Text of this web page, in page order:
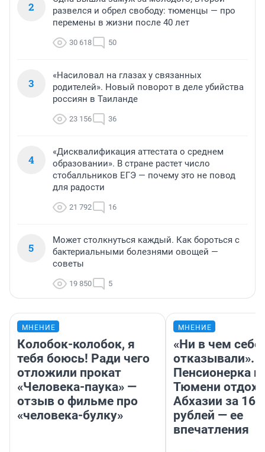
2
развелся и обрел свободу: тюменцы — про
перемены в жизни после 40 лет
30 618 50
3
«Насиловал на глазах у связанных
родителей». Новый поворот в деле убийства
россиян в Таиланде
23 156 36
4
«Дисквалификация аттестата о среднем
образовании». В стране растет число
стобалльников ЕГЭ — почему это не повод
для радости
21 792 16
5
Может столкнуться каждый. Как бороться с
бактериальными болезнями овощей —
советы
19 850 5
МНЕНИЕ
Колобок-колобок, я
тебя боюсь! Ради чего
отложили прокат
«Человека-паука» —
отзыв о фильме про
«человека-булку»
МНЕНИЕ
«Ни в чем себе
отказывали».
Пенсионерка
Тюмени
Абхазии за
рублей — ее
впечатления